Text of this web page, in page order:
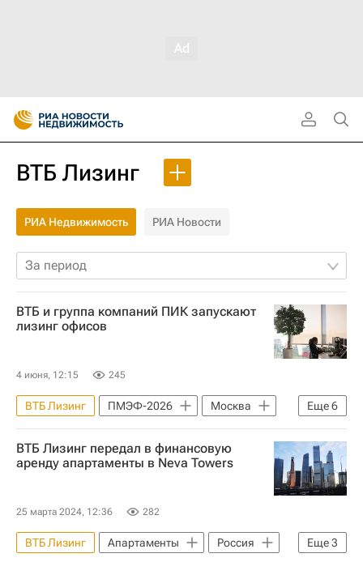
ВТБ Лизинг
РИА Недвижимость РИА Новости
За период
ВТБ и группа компаний ПИК запускают
лизинг офисов
4 июня, 12:15 245
Еще6
ВТБ Лизинг ПМЭФ-2026
Москва
Виталий Сергейчук
ПИК
ГК "ПИК"
Офисы
ВТБ Лизинг передал в финансовую
аренду апартаменты в Neva Towers
25 марта 2024, 12:36 282
Еще3
ВТБ Лизинг Апартаменты
Россия